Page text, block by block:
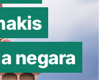
negara